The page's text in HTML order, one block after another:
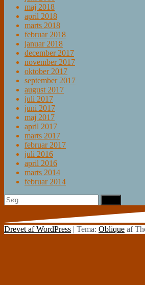
maj 2018
april 2018
marts 2018
februar 2018
januar 2018
december 2017
november 2017
oktober 2017
september 2017
august 2017
juli 2017
juni 2017
maj 2017
april 2017
marts 2017
februar 2017
juli 2016
april 2016
marts 2014
februar 2014
Søg
efter:
Drevet af WordPress | Tema: Oblique af